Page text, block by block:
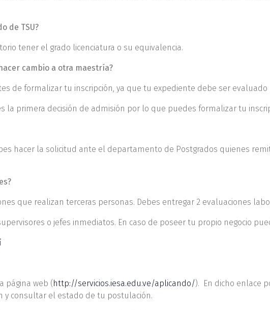
de TSU?
tener el grado licenciatura o su equivalencia.
cambio a otra maestría?
de formalizar tu inscripción, ya que tu expediente debe ser
la primera decisión de admisión por lo que puedes formalizar tu
hacer la solicitud ante el departamento de Postgrados quienes
que realizan terceras personas. Debes entregar 2 evaluaciones
o jefes inmediatos. En caso de poseer tu propio negocio
página web (http://servicios.iesa.edu.ve/aplicando/). En dicho enlace
y consultar el estado de tu postulación.